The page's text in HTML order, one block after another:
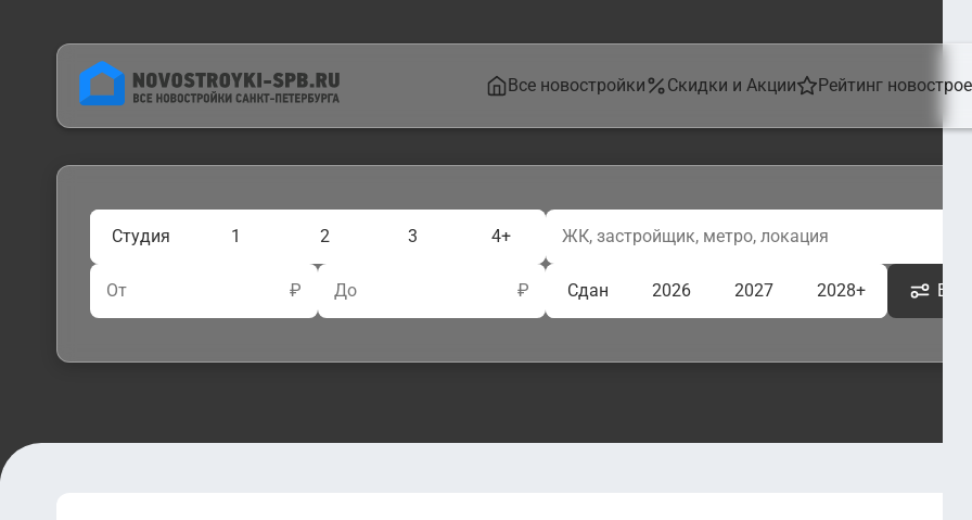
Все новостройки Скидки и Акции Рейтинг
Студия 1 2 3 4+
От ₽ До ₽ Сдан 2026 2027 2028+ Ещё